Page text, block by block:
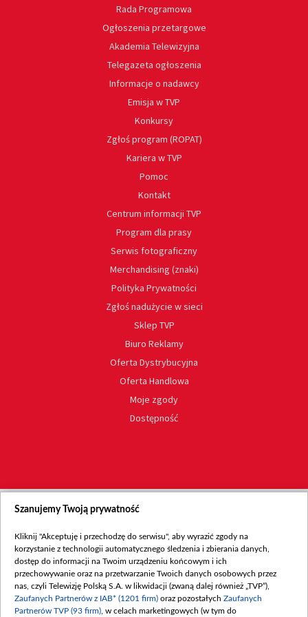
Rada Programowa
Ogłoszenia przetargowe
Akademia Telewizyjna
Telegazeta ogłoszenia
Informacje o nadawcy
Emisja w TVP
Konkursy
Zgłoś program (ROPAT)
Kariera w TVP
Pomoc
Kontakt
Centrum informacji TVP
Program dla prasy
Serwis fotograficzny
Merchandising (znaki)
Polityka Prywatności
Zgłoś nadużycie w sieci
Sklep TVP
Biuro Reklamy
Oferta Dystrybucyjna
Oferta Handlowa
Moje zgody
Dostępność
Szanujemy Twoją prywatność
Kliknij "Akceptuję i przechodzę do serwisu", aby wyrazić zgody na
korzystanie z technologii automatycznego śledzenia i zbierania danych,
dostęp do informacji na Twoim urządzeniu końcowym i ich
przechowywanie oraz na przetwarzanie Twoich danych osobowych przez
nas, czyli Telewizję Polską S.A. w likwidacji (zwaną dalej również „TVP”),
Zaufanych Partnerów z IAB* (1201 firm) oraz pozostałych Zaufanych
Partnerów TVP (93 firm) , w celach marketingowych (w tym do